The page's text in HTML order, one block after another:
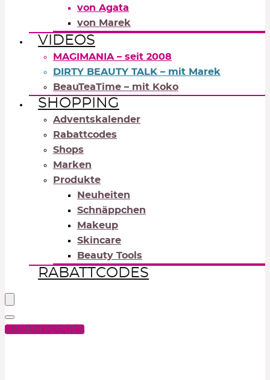
von Agata
von Marek
VIDEOS
MAGIMANIA – seit 2008
DIRTY BEAUTY TALK – mit Marek
BeauTeaTime – mit Koko
SHOPPING
Adventskalender
Rabattcodes
Shops
Marken
Produkte
Neuheiten
Schnäppchen
Makeup
Skincare
Beauty Tools
RABATTCODES
RABATTCODES